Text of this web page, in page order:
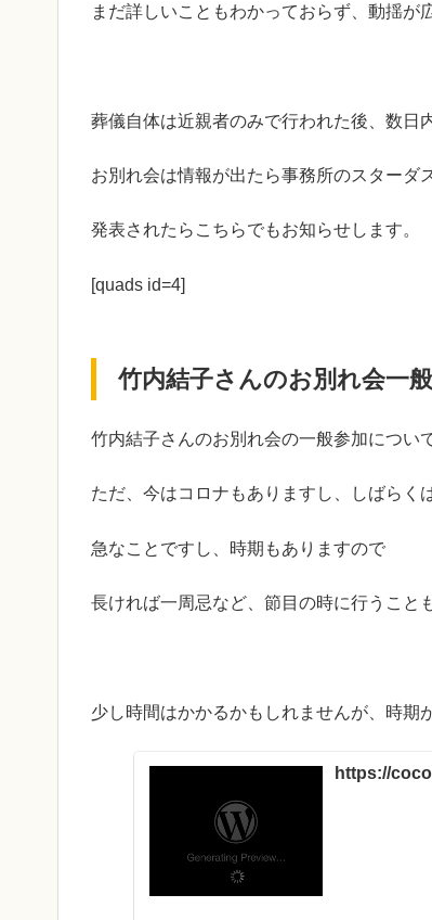
まだ詳しいこともわかっておらず、動揺が
葬儀自体は近親者のみで行われた後、数日
お別れ会は情報が出たら事務所のスターダ
発表されたらこちらでもお知らせします。
[quads id=4]
竹内結子さんのお別れ会一
竹内結子さんのお別れ会の一般参加につい
ただ、今はコロナもありますし、しばらく
急なことですし、時期もありますので
長ければ一周忌など、節目の時に行うこと
少し時間はかかるかもしれませんが、時期
https://